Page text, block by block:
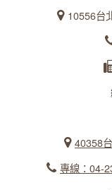
10556台
40358
專線：04-